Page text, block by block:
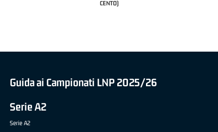
Guida ai Campionati LNP 2025/26
Serie A2
Serie A2